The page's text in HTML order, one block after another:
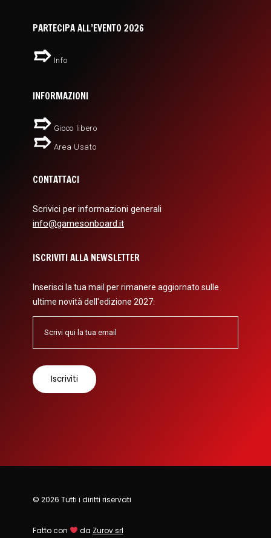
PARTECIPA ALL’EVENTO 2026
Info
INFORMAZIONI
Gioco libero
Area Usato
CONTATTACI
Scrivici per informazioni generali
info@gamesonboard.it
ISCRIVITI ALLA NEWSLETTER
Inserisci la tua mail per rimanere aggiornato sulle
ultime novità dell'edizione 2027:
© 2026 Tutti i diritti riservati
Fatto con da Zurov srl